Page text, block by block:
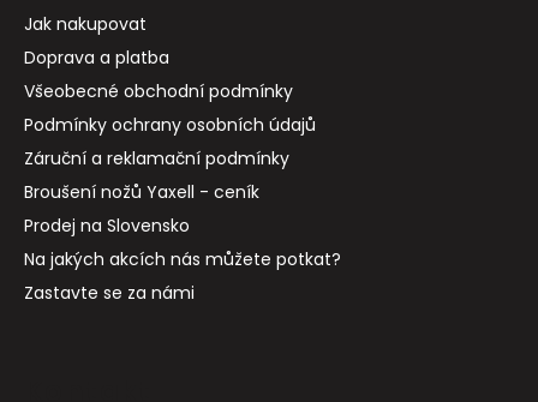
Jak nakupovat
Doprava a platba
Všeobecné obchodní podmínky
Podmínky ochrany osobních údajů
Záruční a reklamační podmínky
Broušení nožů Yaxell - ceník
Prodej na Slovensko
Na jakých akcích nás můžete potkat?
Zastavte se za námi